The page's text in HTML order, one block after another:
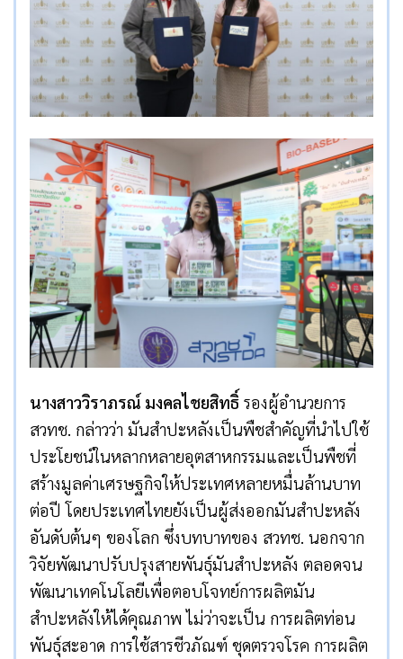
นางสาววิราภรณ์ มงคลไชยสิทธิ์ รองผู้อำนวยการ
สวทช. กล่าวว่า มันสำปะหลังเป็นพืชสำคัญที่นำไปใช้
ประโยชน์ในหลากหลายอุตสาหกรรมและเป็นพืชที่
สร้างมูลค่าเศรษฐกิจให้ประเทศหลายหมื่นล้านบาท
ต่อปี โดยประเทศไทยยังเป็นผู้ส่งออกมันสำปะหลัง
อันดับต้นๆ ของโลก ซึ่งบทบาทของ สวทช. นอกจาก
วิจัยพัฒนาปรับปรุงสายพันธุ์มันสำปะหลัง ตลอดจน
พัฒนาเทคโนโลยีเพื่อตอบโจทย์การผลิตมัน
สำปะหลังให้ได้คุณภาพ ไม่ว่าจะเป็น การผลิตท่อน
พันธุ์สะอาด การใช้สารชีวภัณฑ์ ชุดตรวจโรค การผลิต